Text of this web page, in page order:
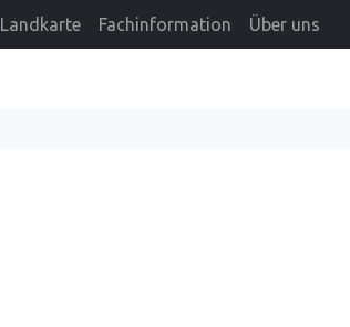
Landkarte Fachinformation Über uns